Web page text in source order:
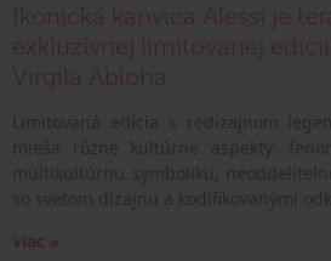
Ikonická kanvica Alessi je
exkluzívnej limitovanej
Virgila Abloha
viac »